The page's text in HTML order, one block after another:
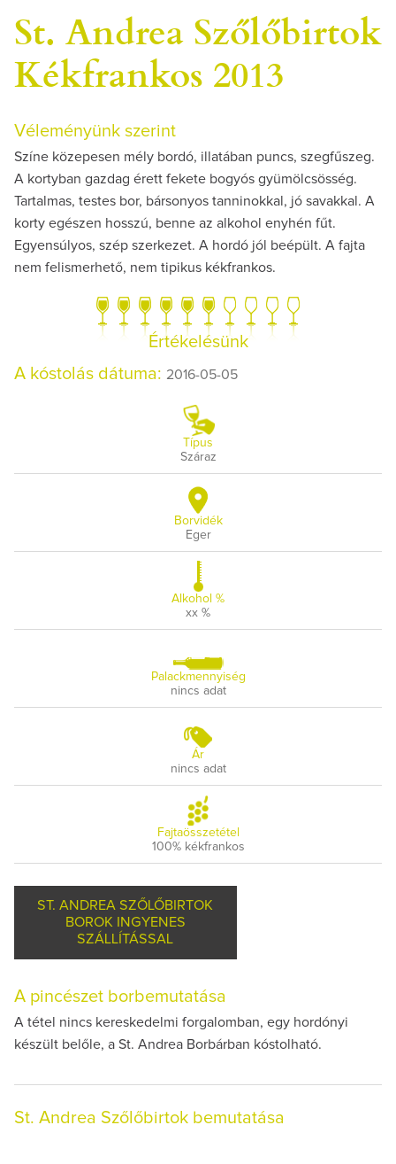
St. Andrea Szőlőbirtok
Kékfrankos 2013
Véleményünk szerint
Színe közepesen mély bordó, illatában puncs, szegfűszeg.
A kortyban gazdag érett fekete bogyós gyümölcsösség.
Tartalmas, testes bor, bársonyos tanninokkal, jó savakkal. A
korty egészen hosszú, benne az alkohol enyhén fűt.
Egyensúlyos, szép szerkezet. A hordó jól beépült. A fajta
nem felismerhető, nem tipikus kékfrankos.
Értékelésünk
A kóstolás dátuma: 2016-05-05
Típus
Száraz
Borvidék
Eger
Alkohol %
xx %
Palackmennyiség
nincs adat
Ár
nincs adat
Fajtaösszetétel
100% kékfrankos
ST. ANDREA SZŐLŐBIRTOK
BOROK INGYENES
SZÁLLÍTÁSSAL
A pincészet borbemutatása
A tétel nincs kereskedelmi forgalomban, egy hordónyi
készült belőle, a St. Andrea Borbárban kóstolható.
St. Andrea Szőlőbirtok bemutatása